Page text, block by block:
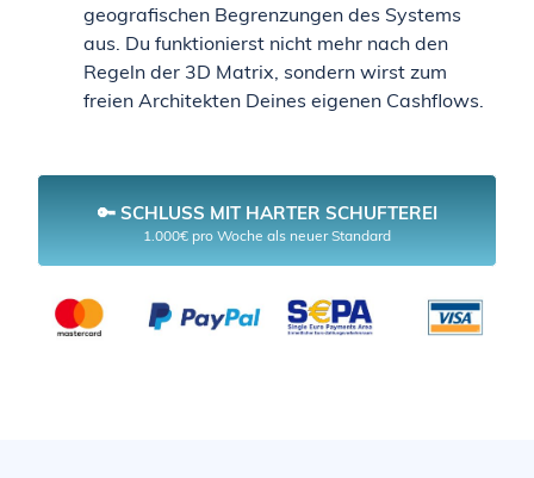
geografischen Begrenzungen des Systems
aus. Du funktionierst nicht mehr nach den
Regeln der 3D Matrix, sondern wirst zum
freien Architekten Deines eigenen Cashflows.
🔑 SCHLUSS MIT HARTER SCHUFTEREI
1.000€ pro Woche als neuer Standard